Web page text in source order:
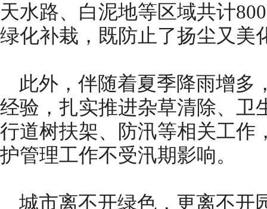
天水路、白泥地等区域共计
绿化补栽，既防止了扬尘又美
此外，伴随着夏季降雨增多
经验，扎实推进杂草清除、卫
行道树扶架、防汛等相关工作
护管理工作不受汛期影响。
城市离不开绿色，更离不开